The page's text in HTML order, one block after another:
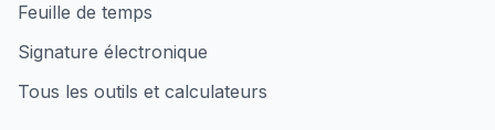
Feuille de temps
Signature électronique
Tous les outils et calculateurs